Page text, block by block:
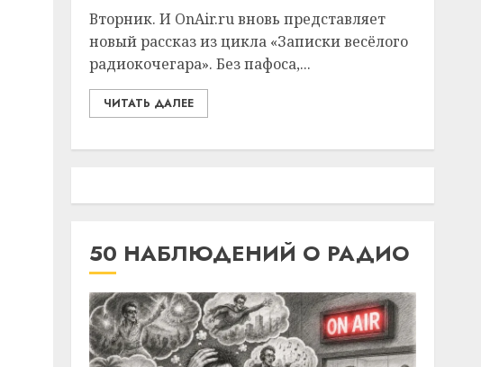
Вторник. И OnAir.ru вновь представляет
новый рассказ из цикла «Записки весёлого
радиокочегара». Без пафоса,...
ЧИТАТЬ ДАЛЕЕ
50 НАБЛЮДЕНИЙ О РАДИО